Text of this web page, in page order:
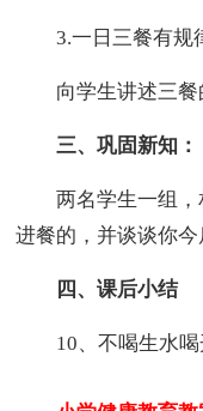
3.一日三餐有规律
向学生讲述三餐
三、巩固新知：
两名学生一组，
进餐的，并谈谈你今
四、课后小结
10、不喝生水喝